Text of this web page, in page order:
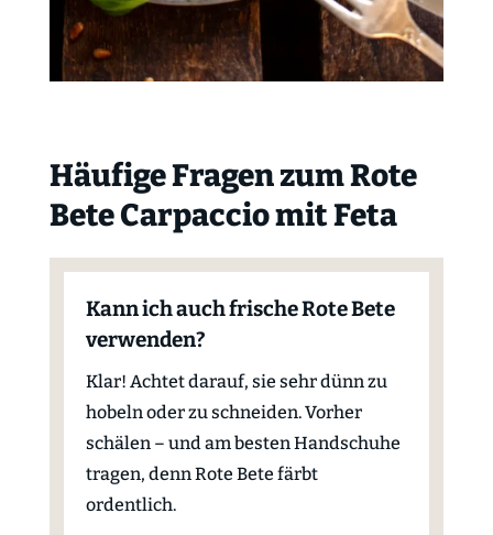
Häufige Fragen zum Rote
Bete Carpaccio mit Feta
Kann ich auch frische Rote Bete
verwenden?
Klar! Achtet darauf, sie sehr dünn zu
hobeln oder zu schneiden. Vorher
schälen – und am besten Handschuhe
tragen, denn Rote Bete färbt
ordentlich.